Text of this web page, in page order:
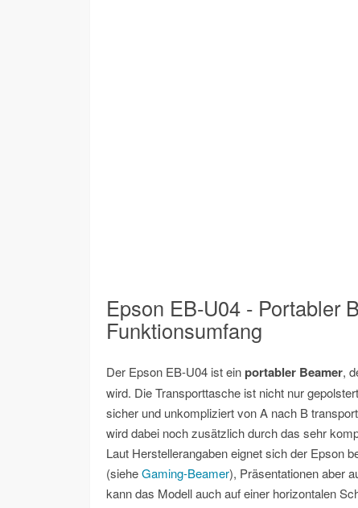
Epson EB-U04 - Portabler
Funktionsumfang
Der Epson EB-U04 ist einportabler Beamer,
wird. Die Transporttasche ist nicht nur
sicher und unkompliziert von A nach B
wird dabei noch zusätzlich durch das sehr
Laut Herstellerangaben eignet sich der Epson
(sieheGaming-Beamer), Präsentationen aber
kann das Modell auch auf einer horizontalen